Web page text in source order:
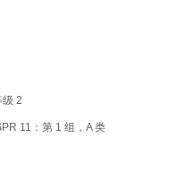
2
11：第 1 组，A 类